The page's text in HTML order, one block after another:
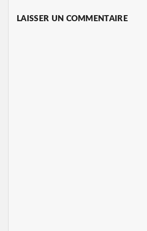
LAISSER UN COMMENTAIRE